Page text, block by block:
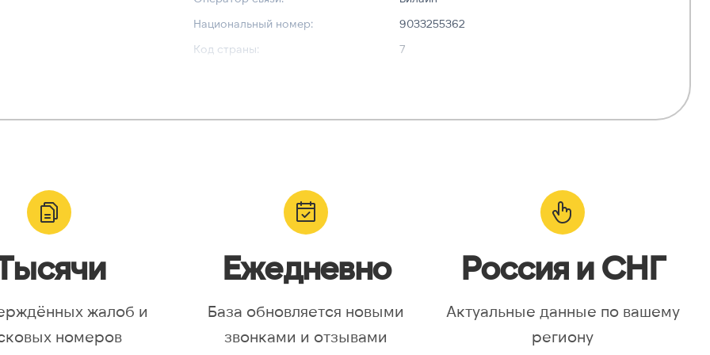
Национальный номер:
9033255362
Код страны:
7
Asia/Yekaterinburg,
Moscow, Europe/Samara
Валидный номер:
✓ Да
жалоб и
номеров
Ежедневно
База обновляется новыми
звонками и отзывами
Россия и СНГ
Актуальные данные по вашему
региону